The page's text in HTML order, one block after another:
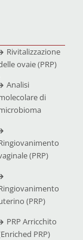
Rivitalizzazione
ovaie (PRP)
Analisi
di
(PRP)
(PRP)
PRP Arricchito
PRP)